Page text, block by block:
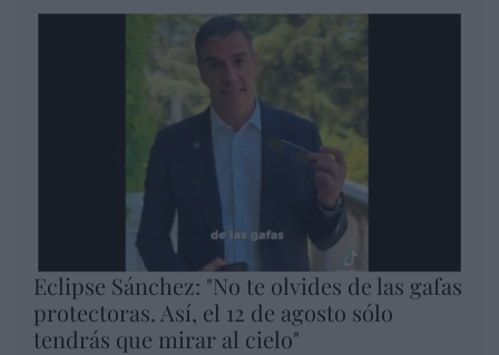
Eclipse Sánchez: "No te olvides de las gafas
protectoras. Así, el 12 de agosto sólo
tendrás que mirar al cielo"